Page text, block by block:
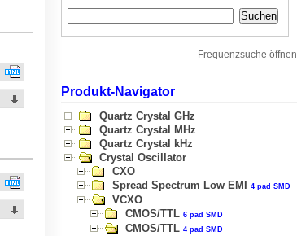
Frequenzsuche öffnen
Produkt-Navigator
Quartz Crystal GHz
Quartz Crystal MHz
Quartz Crystal kHz
Crystal Oscillator
CXO
Spread Spectrum Low EMI
4 pad SMD
VCXO
CMOS/TTL 6 pad SMD
CMOS/TTL 4 pad SMD